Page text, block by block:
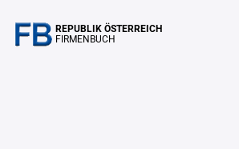
REPUBLIK ÖSTERREICH
FIRMENBUCH